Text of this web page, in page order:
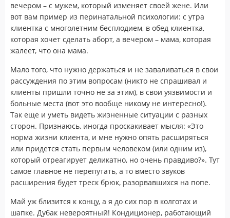
вечером – с мужем, который изменяет своей жене. Или
вот вам пример из перинатальной психологии: с утра
клиентка с многолетним бесплодием, в обед клиентка,
которая хочет сделать аборт, а вечером – мама, которая
жалеет, что она мама.
Мало того, что нужно держаться и не заваливаться в свои
рассуждения по этим вопросам (никто не спрашивал и
клиенты пришли точно не за этим), в свои уязвимости и
больные места (вот это вообще никому не интересно!).
Так еще и уметь видеть жизненные ситуации с разных
сторон. Признаюсь, иногда проскакивает мысля: «Это
норма жизни клиента, и мне нужно опять расширяться
или придется стать первым человеком (или одним из),
который отреагирует деликатно, но очень правдиво?». Тут
самое главное не перепутать, а то вместо звуков
расширения будет треск брюк, разорвавшихся на попе.
Май уж близится к концу, а я до сих пор в колготах и
шапке. Дубак невероятный! Кондиционер, работающий